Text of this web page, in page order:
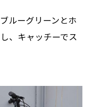
ルーグリーンとホ
、キャッチーでス